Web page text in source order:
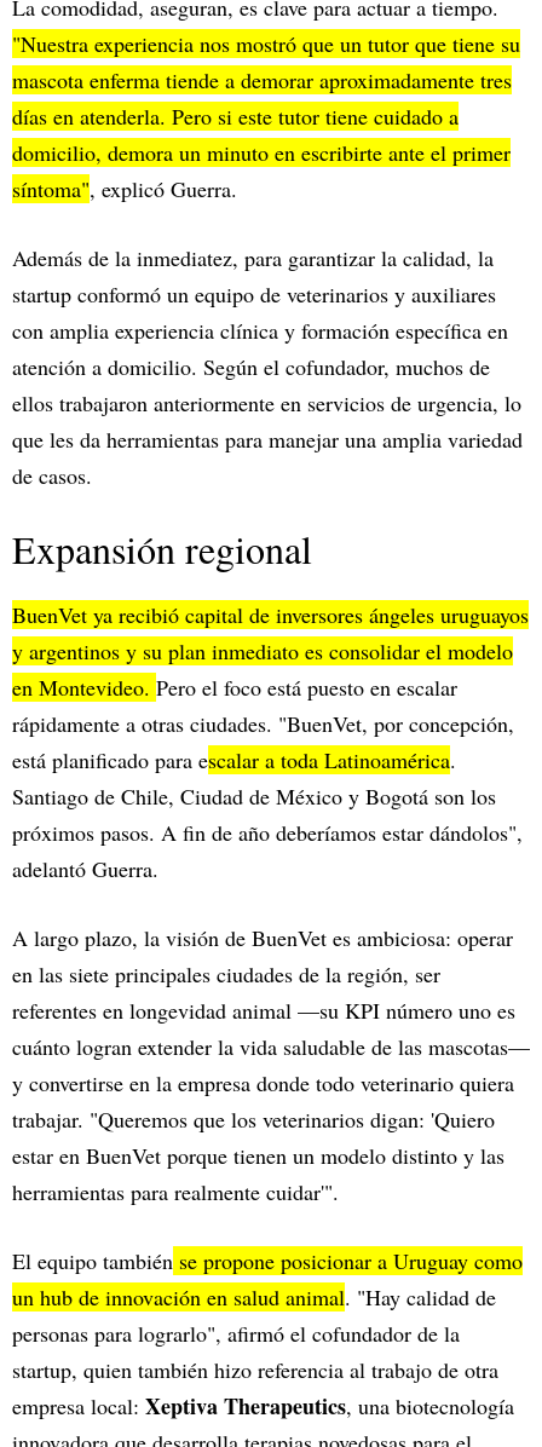
La comodidad, aseguran, es clave para actuar a tiempo.
"Nuestra experiencia nos mostró que un tutor que tiene su
mascota enferma tiende a demorar aproximadamente tres
días en atenderla. Pero si este tutor tiene cuidado a
domicilio, demora un minuto en escribirte ante el primer
síntoma", explicó Guerra.
Además de la inmediatez, para garantizar la calidad, la
startup conformó un equipo de veterinarios y auxiliares
con amplia experiencia clínica y formación específica en
atención a domicilio. Según el cofundador, muchos de
ellos trabajaron anteriormente en servicios de urgencia, lo
que les da herramientas para manejar una amplia variedad
de casos.
Expansión regional
BuenVet ya recibió capital de inversores ángeles uruguayos
y argentinos y su plan inmediato es consolidar el modelo
en Montevideo. Pero el foco está puesto en escalar
rápidamente a otras ciudades. "BuenVet, por concepción,
está planificado para escalar a toda Latinoamérica.
Santiago de Chile, Ciudad de México y Bogotá son los
próximos pasos. A fin de año deberíamos estar dándolos",
adelantó Guerra.
A largo plazo, la visión de BuenVet es ambiciosa: operar
en las siete principales ciudades de la región, ser
referentes en longevidad animal —su KPI número uno es
cuánto logran extender la vida saludable de las mascotas—
y convertirse en la empresa donde todo veterinario quiera
trabajar. "Queremos que los veterinarios digan: 'Quiero
estar en BuenVet porque tienen un modelo distinto y las
herramientas para realmente cuidar'".
El equipo también se propone posicionar a Uruguay como
un hub de innovación en salud animal. "Hay calidad de
personas para lograrlo", afirmó el cofundador de la
startup, quien también hizo referencia al trabajo de otra
empresa local: Xeptiva Therapeutics, una biotecnología